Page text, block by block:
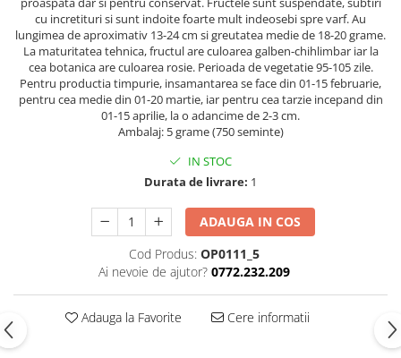
Semințe de Țelină
cu incretituri si sunt indoite foarte mult indeosebi spre varf. Au
lungimea de aproximativ 13-24 cm si greutatea medie de 18-20 grame.
La maturitatea tehnica, fructul are culoarea galben-chihlimbar iar la
cea botanica are culoarea rosie. Perioada de vegetatie 95-105 zile.
Pentru productia timpurie, insamantarea se face din 01-15 februarie,
pentru cea medie din 01-20 martie, iar pentru cea tarzie incepand din
01-15 aprilie, la o adancime de 2-3 cm.
Ambalaj: 5 grame (750 seminte)
IN STOC
Durata de livrare: 1
ADAUGA IN COS
Cod Produs: OP0111_5
Ai nevoie de ajutor? 0772.232.209
Adauga la Favorite Cere informatii